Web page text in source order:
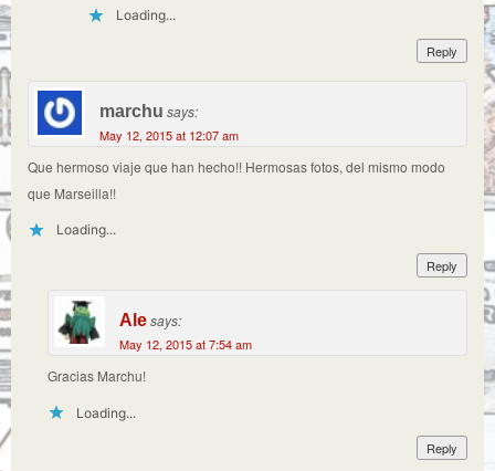
Loading...
Reply
marchu says:
May 12, 2015 at 12:07 am
Que hermoso viaje que han hecho!! Hermosas fotos, del mismo modo
que Marseilla!!
Loading...
Reply
Alesays:
May 12, 2015 at 7:54 am
Gracias Marchu!
Loading...
Reply